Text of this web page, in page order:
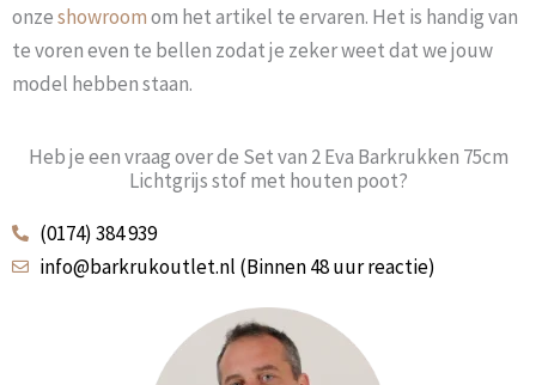
onzeshowroomom het artikel te ervaren. Het is handig van
te voren even te bellen zodat je zeker weet dat we jouw
model hebben staan.
Heb je een vraag over de Set van 2 Eva Barkrukken 75cm
Lichtgrijs stof met houten poot?
(0174) 384 939
info@barkrukoutlet.nl (Binnen 48 uur reactie)